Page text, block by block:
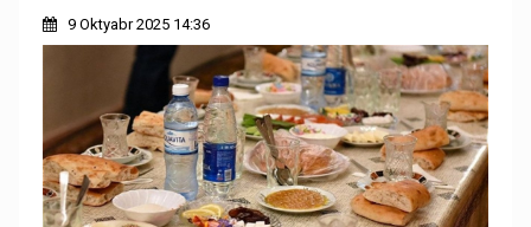
9 Oktyabr 2025 14:36